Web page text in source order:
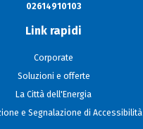
02614910103
Link rapidi
Corporate
Soluzioni e offerte
La Città dell'Energia
e Segnalazione di Accessibilità